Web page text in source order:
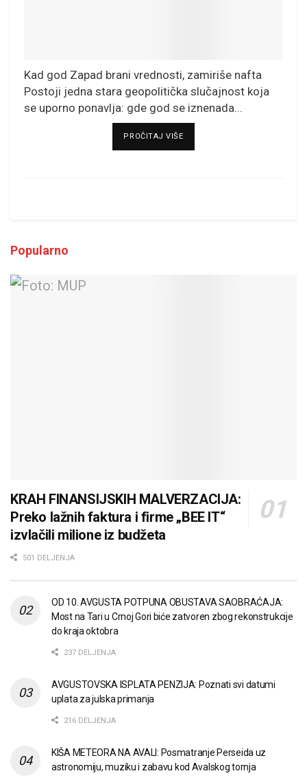
Kad god Zapad brani vrednosti, zamiriše nafta
Postoji jedna stara geopolitička slučajnost koja
se uporno ponavlja: gde god se iznenada...
PROČITAJ VIŠEDETAILS
Popularno
KRAH FINANSIJSKIH MALVERZACIJA:
Preko lažnih faktura i firme „BEE IT“
izvlačili milione iz budžeta
501 DELJENJA
OD 10. AVGUSTA POTPUNA OBUSTAVA SAOBRAĆAJA:
Most na Tari u Crnoj Gori biće zatvoren zbog rekonstrukcije
do kraja oktobra
237 DELJENJA
AVGUSTOVSKA ISPLATA PENZIJA: Poznati svi datumi
uplata za julska primanja
216 DELJENJA
KIŠA METEORA NA AVALI: Posmatranje Perseida uz
astronomiju, muziku i zabavu kod Avalskog tornja